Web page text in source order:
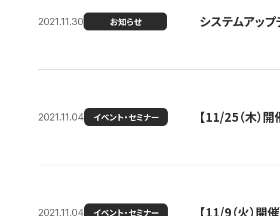
2021.11.30 お知らせ システムアップ
2021.11.04 イベント・セミナー 【11/25（木）
2021.11.04 イベント・セミナー 【11/9（火）開